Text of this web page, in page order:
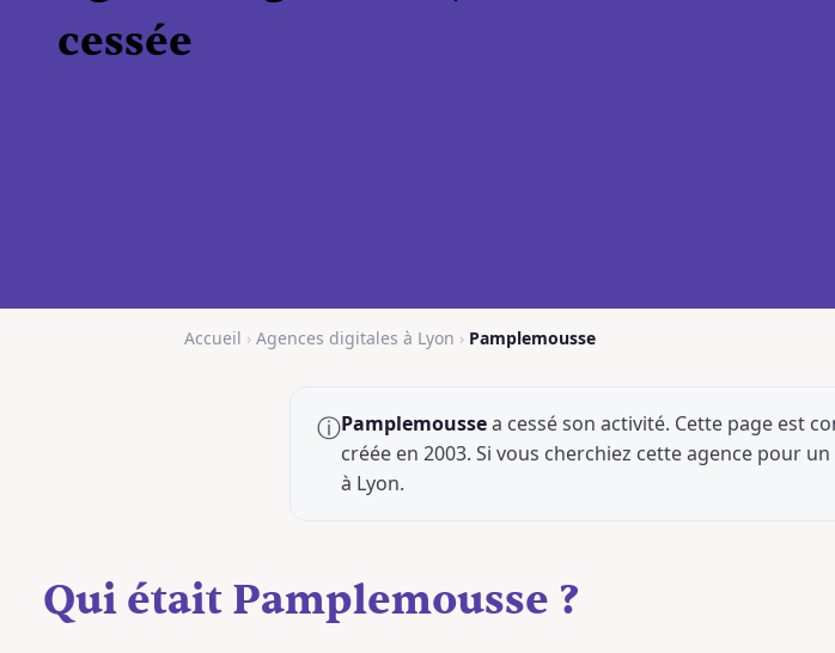
cessée
Accueil › Agences digitales à Lyon › Pamplemousse
ⓘPamplemoussea cessé son activité. Cette page est
créée en 2003. Si vous cherchiez cette agence pour
à Lyon.
Qui était Pamplemousse ?